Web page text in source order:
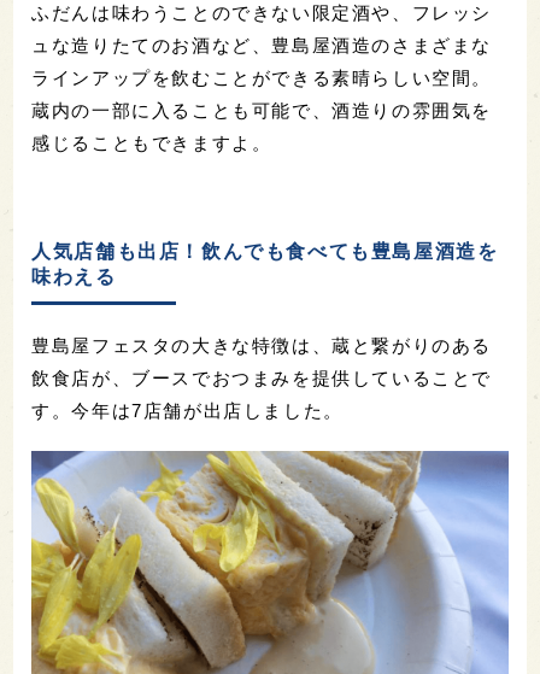
ふだんは味わうことのできない限定酒や、フレッシ
ュな造りたてのお酒など、豊島屋酒造のさまざまな
ラインアップを飲むことができる素晴らしい空間。
蔵内の一部に入ることも可能で、酒造りの雰囲気を
感じることもできますよ。
人気店舗も出店！飲んでも食べても豊島屋酒造を
味わえる
豊島屋フェスタの大きな特徴は、蔵と繋がりのある
飲食店が、ブースでおつまみを提供していることで
す。今年は7店舗が出店しました。